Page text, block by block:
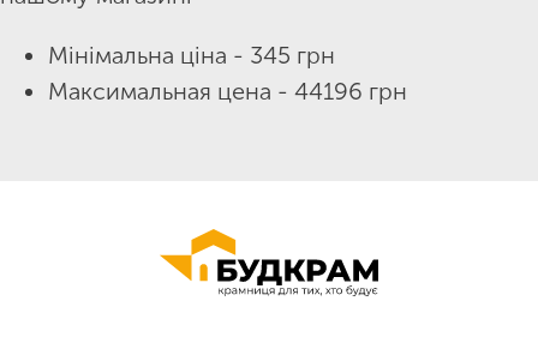
Мінімальна ціна - 345 грн
Максимальная цена - 44196 грн